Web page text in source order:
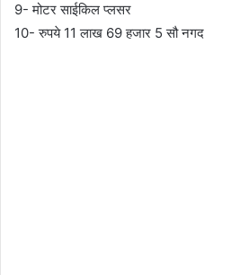
9- मोटर साईकिल प्लसर
10- रुपये 11 लाख 69 हजार 5 सौ नगद